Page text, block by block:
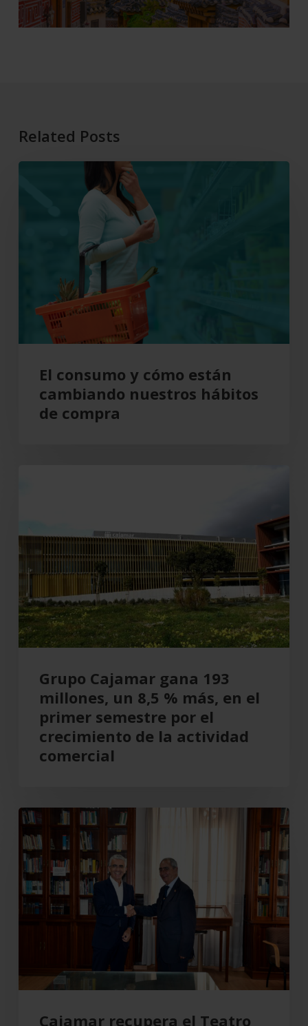
Related Posts
nuestros
hábitos
compra
El consumo y cómo están
cambiando nuestros hábitos
de compra
193
millones,
un
8,5
%
más,
en
primer
semestre
crecimiento
actividad
comercial
Grupo Cajamar gana 193
millones, un 8,5 % más, en el
primer semestre por el
crecimiento de la actividad
comercial
Cajamar
recupera
el
Teatro
Cervantes
para
Cajamar recupera el Teatro